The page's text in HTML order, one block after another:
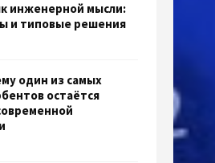
инженерной мысли:
и типовые решения
один из самых
остаётся